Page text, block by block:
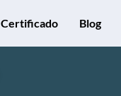
Certificado Blog